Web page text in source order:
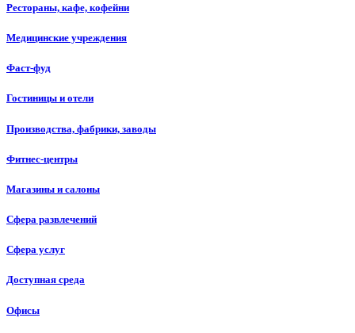
Рестораны, кафе, кофейни
Медицинские учреждения
Фаст-фуд
Гостиницы и отели
Производства, фабрики, заводы
Фитнес-центры
Магазины и салоны
Сфера развлечений
Сфера услуг
Доступная среда
Офисы